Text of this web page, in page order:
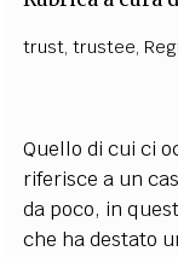
trust,trustee,
Quello di cui ci
riferisce a un
da poco, in
che ha destato